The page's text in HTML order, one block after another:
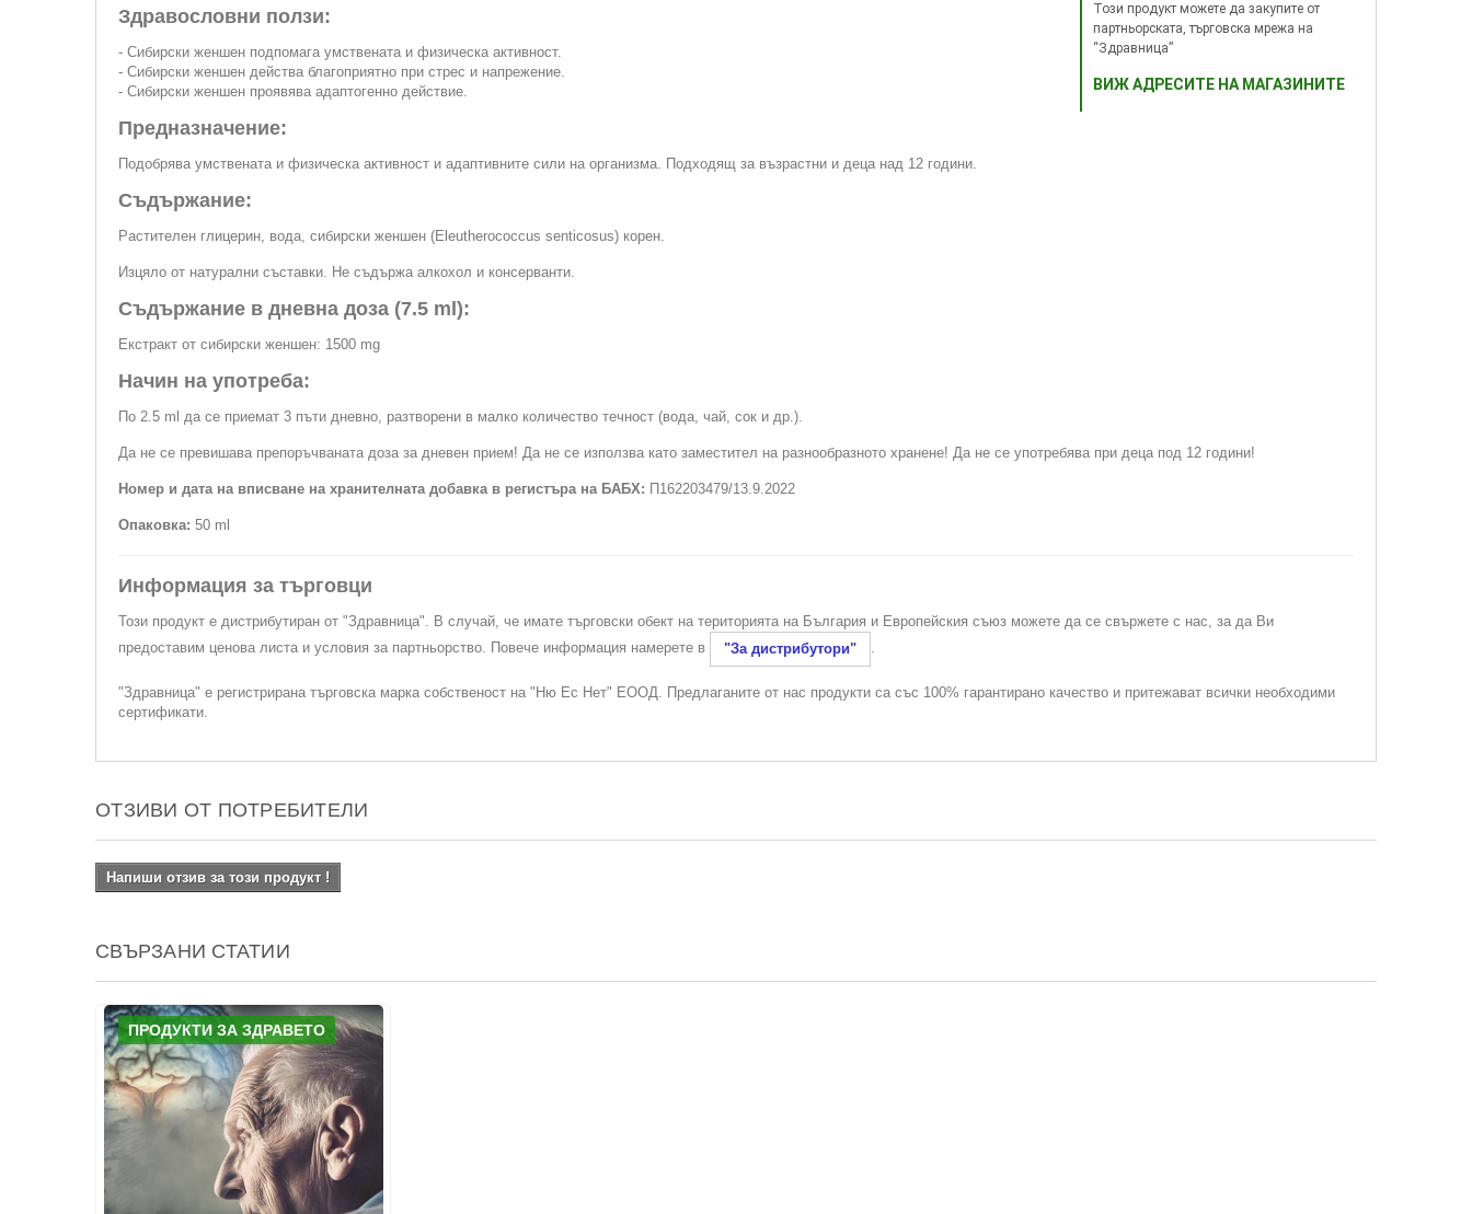
Този продукт можете да закупите от
партньорската, търговска мрежа на
“Здравница”
ВИЖ АДРЕСИТЕ НА МАГАЗИНИТЕ
Здравословни ползи:
- Сибирски женшен подпомага умствената и физическа активност.
- Сибирски женшен действа благоприятно при стрес и напрежение.
- Сибирски женшен проявява адаптогенно действие.
Предназначение:
Подобрява умствената и физическа активност и адаптивните сили на организма. Подходящ за възрастни и деца над 12 години.
Съдържание:
Растителен глицерин, вода, сибирски женшен (Eleutherococcus senticosus) корен.
Изцяло от натурални съставки. Не съдържа алкохол и консерванти.
Съдържание в дневна доза (7.5 ml):
Екстракт от сибирски женшен: 1500 mg
Начин на употреба:
По 2.5 ml да се приемат 3 пъти дневно, разтворени в малко количество течност (вода, чай, сок и др.).
Да не се превишава препоръчваната доза за дневен прием! Да не се използва като заместител на разнообразното хранене! Да не се употребява при деца под 12 години!
Номер и дата на вписване на хранителната добавка в регистъра на БАБХ: П162203479/13.9.2022
Опаковка: 50 ml
Информация за търговци
Този продукт е дистрибутиран от "Здравница". В случай, че имате търговски обект на територията на България и Европейския съюз можете да се свържете с нас, за да Ви
предоставим ценова листа и условия за партньорство. Повече информация намерете в
"За дистрибутори" .
"Здравница" е регистрирана търговска марка собственост на "Ню Ес Нет" ЕООД. Предлаганите от нас продукти са със 100% гарантирано качество и притежават всички необходими
сертификати.
ОТЗИВИ ОТ ПОТРЕБИТЕЛИ
Напиши отзив за този продукт !
СВЪРЗАНИ СТАТИИ
ПРОДУКТИ ЗА ЗДРАВЕТО